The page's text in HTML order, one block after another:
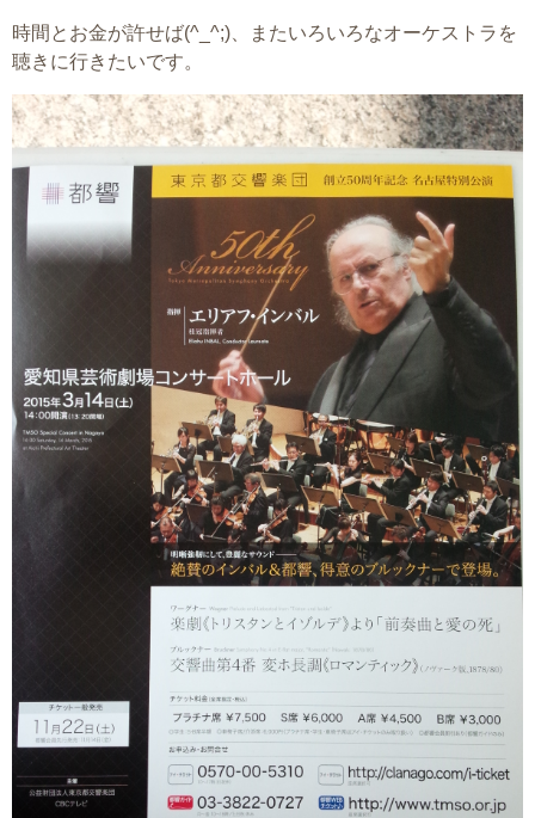
時間とお金が許せば(^_^;)、またいろいろなオーケストラを
聴きに行きたいです。